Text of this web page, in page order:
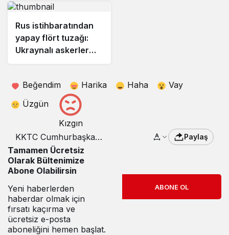
Rus istihbaratından
yapay flört tuzağı:
Ukraynalı askerler
Beğendim Harika Haha
Vay
Üzgün
Kızgın
KKTC Cumhurbaşkanı
Tatar: İngiliz üslerindeki
hareketlilik Kıbrıs’ı
hedef haline getirebilir
Paylaş
Tamamen Ücretsiz
Olarak Bültenimize
Abone Olabilirsin
Yeni haberlerden
haberdar olmak için
fırsatı kaçırma ve
ücretsiz e-posta
aboneliğini hemen başlat.
ABONE OL